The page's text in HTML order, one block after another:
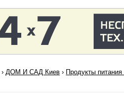
›ДОМ И САД Киев › Продукты